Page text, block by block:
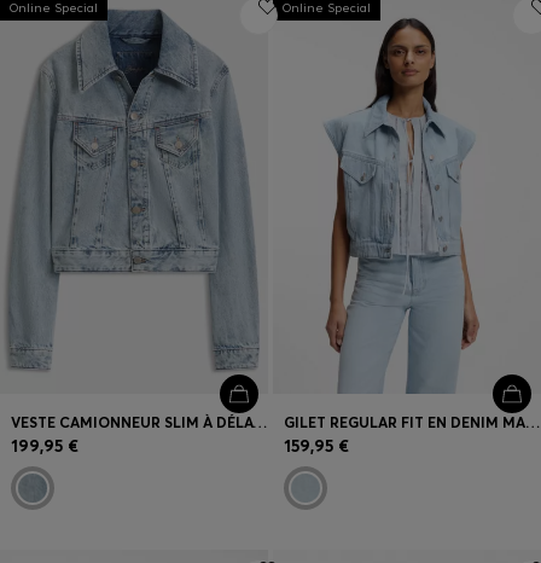
Connexion / Inscription
Favoris (Articles)
FAQ et aide
Magasins
Langue (
BE €
Online Special
VESTE CAMIONNEUR SLIM À DÉLAVAGE MARBRÉ
199,95 €
Online Special
GILET REGULAR FIT EN DENIM MARBRÉ BLEU
159,95 €